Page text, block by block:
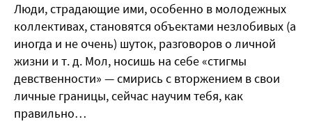
Люди, страдающие ими, особенно в молодежных
коллективах, становятся объектами незлобивых (а
иногда и не очень) шуток, разговоров о личной
жизни и т. д. Мол, носишь на себе «стигмы
девственности» — смирись с вторжением в свои
личные границы, сейчас научим тебя, как
правильно…